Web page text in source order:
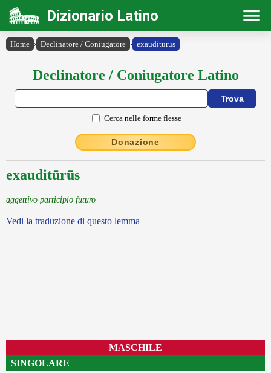
Dizionario Latino
Home › Declinatore / Coniugatore › exauditūrūs
Declinatore / Coniugatore Latino
Cerca nelle forme flesse
Donazione
exauditūrūs
aggettivo participio futuro
Vedi la traduzione di questo lemma
MASCHILE
SINGOLARE